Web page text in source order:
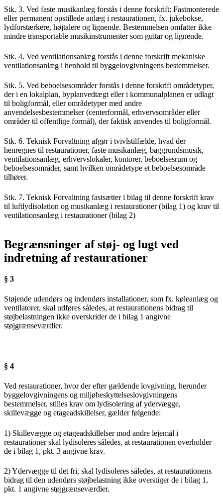
Stk. 3. Ved faste musikanlæg forstås i denne forskrift: Fastmonterede
eller permanent opstillede anlæg i restaurationen, fx. jukebokse,
lydforstærkere, højtalere og lignende. Bestemmelsen omfatter ikke
mindre transportable musikinstrumenter som guitar og lignende.
Stk. 4. Ved ventilationsanlæg forstås i denne forskrift mekaniske
ventilationsanlæg i henhold til byggelovgivningens bestemmelser.
Stk. 5. Ved beboelsesområder forstås i denne forskrift områdetyper,
der i en lokalplan, byplanvedtægt eller i kommunalplanen er udlagt
til boligformål, eller områdetyper med andre
anvendelsesbestemmelser (centerformål, erhvervsområder eller
områder til offentlige formål), der faktisk anvendes til boligformål.
Stk. 6. Teknisk Forvaltning afgør i tvivlstilfælde, hvad der
henregnes til restaurationer, faste musikanlæg, baggrundsmusik,
ventilationsanlæg, erhvervslokaler, kontorer, beboelsesrum og
beboelsesområder, samt hvilken områdetype et beboelsesområde
tilhører.
Stk. 7. Teknisk Forvaltning fastsætter i bilag til denne forskrift krav
til luftlydisolation og musikanlæg i restaurationer (bilag 1) og krav til
ventilationsanlæg i restaurationer (bilag 2)
Begrænsninger af støj- og lugt ved
indretning af restaurationer
§ 3
Støjende udendørs og indendørs installationer, som fx. køleanlæg og
ventilatorer, skal udføres således, at restaurationens bidrag til
støjbelastningen ikke overskrider de i bilag 1 angivne
støjgrænseværdier.
§ 4
Ved restaurationer, hvor der efter gældende lovgivning, herunder
byggelovgivningens og miljøbeskyttelseslovgivningens
bestemmelser, stilles krav om lydisolering af ydervægge,
skillevægge og etageadskillelser, gælder følgende:
1) Skillevægge og etageadskillelser mod andre lejemål i
restaurationer skal lydisoleres således, at restaurationen overholder
de i bilag 1, pkt. 3 angivne krav.
2) Ydervægge til det fri, skal lydisoleres således, at restaurationens
bidrag til den udendørs støjbelastning ikke overstiger de i bilag 1,
pkt. 1 angivne støjgrænseværdier.